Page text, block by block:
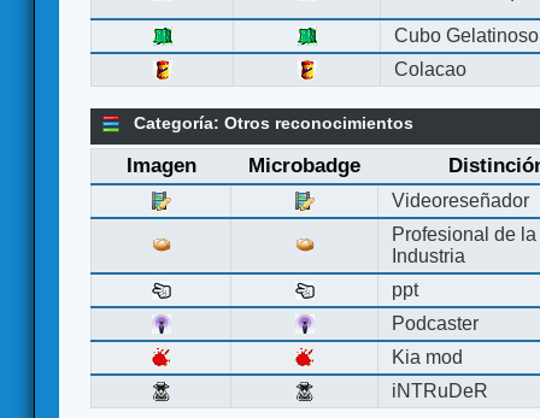
Cubo Gelatinoso
Colacao
Categoría: Otros reconocimientos
Imagen Microbadge
Videoreseñador
Profesional de la
Industria
ppt
Podcaster
Kia mod
iNTRuDeR